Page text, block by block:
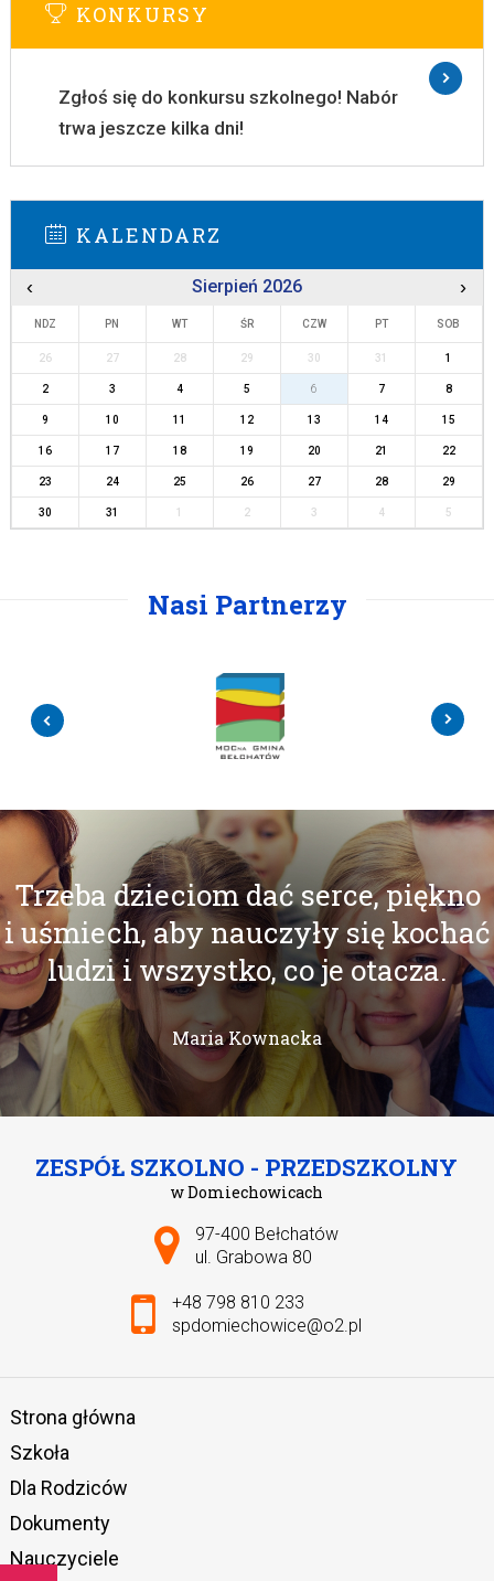
KONKURSY
Zgłoś się do konkursu szkolnego! Nabór
trwa jeszcze kilka dni!
KALENDARZ
‹ Sierpień 2026 ›
NDZ PN WT ŚR CZW PT SOB
26 27 28 29 30 31 1
2 3 4 5 6 7 8
9 10 11 12 13 14 15
16 17 18 19 20 21 22
23 24 25 26 27 28 29
30 31 2 3 4 5
Nasi Partnerzy
Trzeba dzieciom dać serce, piękno
i uśmiech, aby nauczyły się kochać
ludzi i wszystko, co je otacza.
Maria Kownacka
ZESPÓŁ SZKOLNO - PRZEDSZKOLNY
w Domiechowicach
Adres pocztowy:
97-400 Bełchatów
ul. Grabowa 80
+48 798 810 233
spdomiechowice@o2.pl
Strona główna
Szkoła
Dla Rodziców
Dokumenty
Nauczyciele